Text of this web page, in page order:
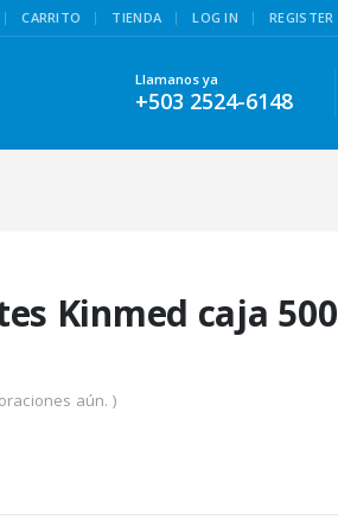
CARRITO TIENDA LOG IN REGISTER
Llamanos ya
+503 2524-6148
Kinmed caja 500
aún. )